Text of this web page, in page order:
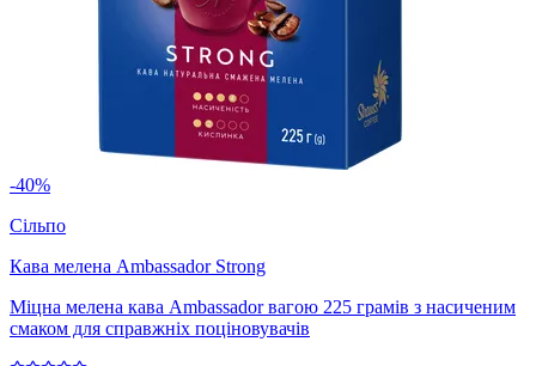
-40%
Сільпо
Кава мелена Ambassador Strong
Міцна мелена кава Ambassador вагою 225 грамів з насиченим
смаком для справжніх поціновувачів